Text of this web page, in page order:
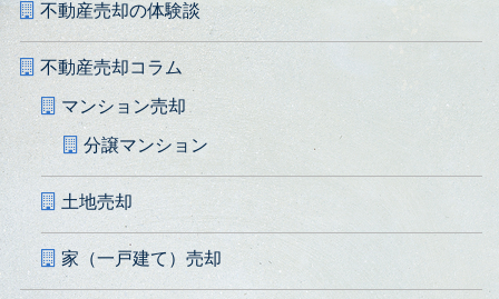
不動産売却の体験談
不動産売却コラム
マンション売却
分譲マンション
土地売却
家（一戸建て）売却